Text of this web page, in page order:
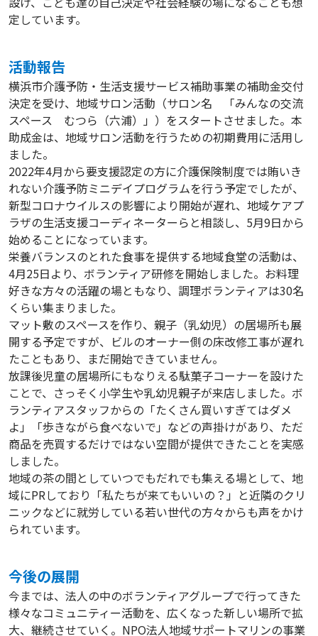
定しています。
活動報告
横浜市介護予防・生活支援サービス補助事業の補助金交付
決定を受け、地域サロン活動（サロン名 「みんなの交流
スペース むつら（六浦）」）をスタートさせました。本
助成金は、地域サロン活動を行うための初期費用に活用し
ました。
2022年4月から要支援認定の方に介護保険制度では賄いき
れない介護予防ミニデイプログラムを行う予定でしたが、
新型コロナウイルスの影響により開始が遅れ、地域ケアプ
ラザの生活支援コーディネーターらと相談し、5月9日から
始めることになっています。
栄養バランスのとれた食事を提供する地域食堂の活動は、
4月25日より、ボランティア研修を開始しました。お料理
好きな方々の活躍の場ともなり、調理ボランティアは30名
くらい集まりました。
マット敷のスペースを作り、親子（乳幼児）の居場所も展
開する予定ですが、ビルのオーナー側の床改修工事が遅れ
たこともあり、まだ開始できていません。
放課後児童の居場所にもなりえる駄菓子コーナーを設けた
ことで、さっそく小学生や乳幼児親子が来店しました。ボ
ランティアスタッフからの「たくさん買いすぎてはダメ
よ」「歩きながら食べないで」などの声掛けがあり、ただ
商品を売買するだけではない空間が提供できたことを実感
しました。
地域の茶の間としていつでもだれでも集える場として、地
域にPRしており「私たちが来てもいいの？」と近隣のクリ
ニックなどに就労している若い世代の方々からも声をかけ
られています。
今後の展開
今までは、法人の中のボランティアグループで行ってきた
様々なコミュニティー活動を、広くなった新しい場所で拡
大、継続させていく。NPO法人地域サポートマリンの事業